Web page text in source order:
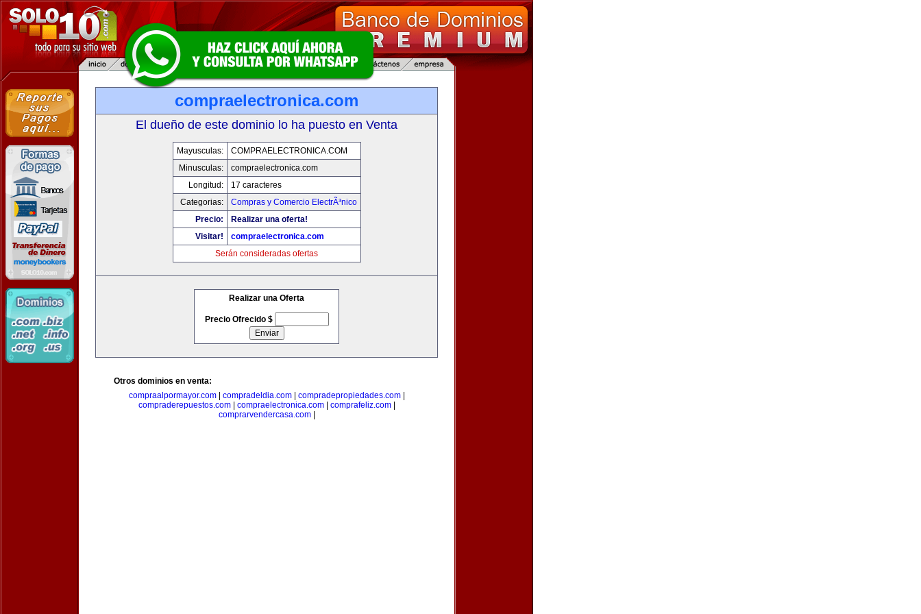
compraelectronica.com
El dueño de este dominio lo ha puesto en Venta
Mayusculas:
COMPRAELECTRONICA.COM
Minusculas:
compraelectronica.com
Longitud:
17 caracteres
Categorias:
Compras y Comercio ElectrÃ³nico
Precio:
Realizar una oferta!
Visitar!
compraelectronica.com
Serán consideradas ofertas
Realizar una Oferta
Precio Ofrecido $
Otros dominios en venta:
compraalpormayor.com| compradeldia.com| compradepropiedades.com|
compraderepuestos.com| compraelectronica.com| comprafeliz.com|
comprarvendercasa.com|